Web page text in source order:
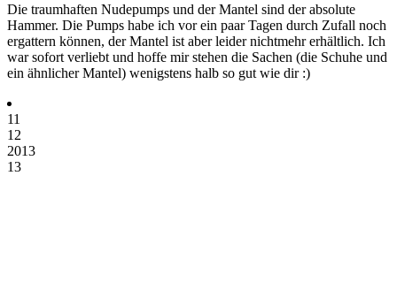
Die traumhaften Nudepumps und der Mantel sind der absolute
Hammer. Die Pumps habe ich vor ein paar Tagen durch Zufall noch
ergattern können, der Mantel ist aber leider nichtmehr erhältlich. Ich
war sofort verliebt und hoffe mir stehen die Sachen (die Schuhe und
ein ähnlicher Mantel) wenigstens halb so gut wie dir :)
11
12
2013
13